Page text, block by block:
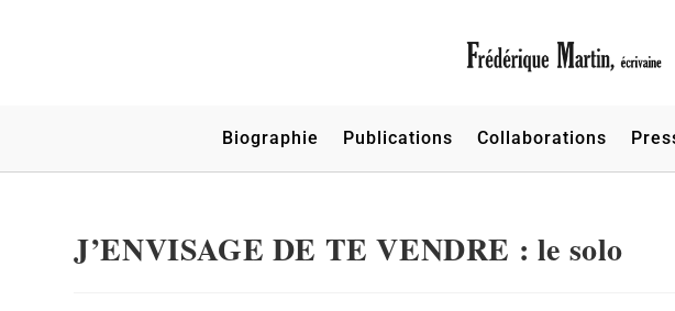
Biographie Publications Collaborations
J’ENVISAGE DE TE VENDRE : le solo